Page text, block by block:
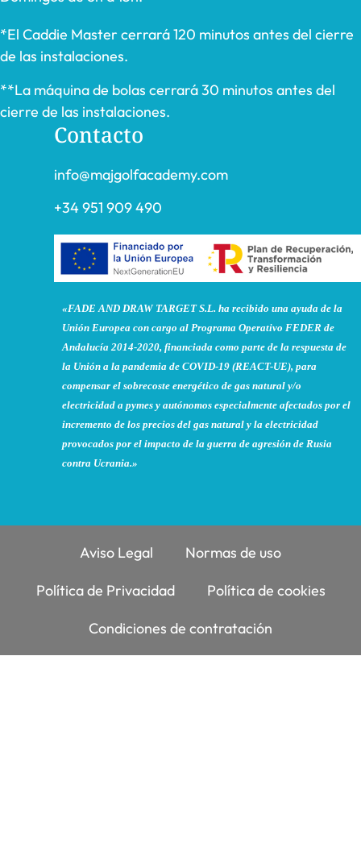
*El Caddie Master cerrará 120 minutos antes del cierre
de las instalaciones.
**La máquina de bolas cerrará 30 minutos antes del
cierre de las instalaciones.
Contacto
info@majgolfacademy.com
+34 951 909 490
«FADE AND DRAW TARGET S.L. ha recibido una ayuda de la
Unión Europea con cargo al Programa Operativo FEDER de
Andalucía 2014-2020, financiada como parte de la respuesta de
la Unión a la pandemia de COVID-19 (REACT-UE), para
compensar el sobrecoste energético de gas natural y/o
electricidad a pymes y autónomos especialmente afectados por el
incremento de los precios del gas natural y la electricidad
provocados por el impacto de la guerra de agresión de Rusia
contra Ucrania.»
Aviso Legal Normas de uso
Política de Privacidad Política de cookies
Condiciones de contratación